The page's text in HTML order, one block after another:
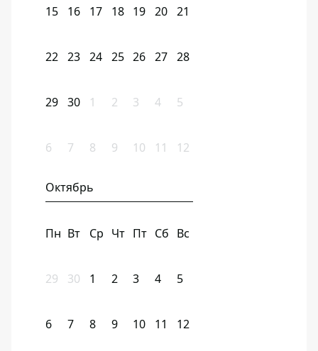
15 16 17 18 19 20 21
22 23 24 25 26 27 28
29 30 1 2 3 4 5
6 7 8 9 10 11 12
Октябрь
Пн Вт Ср Чт Пт Сб Вс
29 30 1 2 3 4 5
6 7 8 9 10 11 12